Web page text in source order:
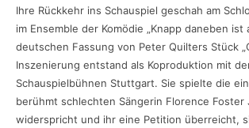
Ihre Rückkehr ins Schauspiel geschah am
im Ensemble der Komödie „Knapp daneben ist
deutschen Fassung von Peter Quilters Stück
Inszenierung entstand als Koproduktion mit
Schauspielbühnen Stuttgart. Sie spielte die
berühmt schlechten Sängerin Florence Foster
widerspricht und ihr eine Petition überreicht,